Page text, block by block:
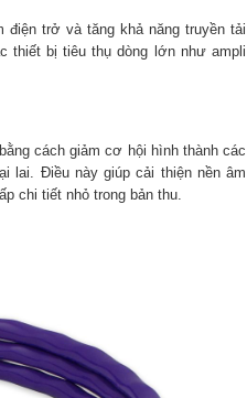
trở và tăng khả năng truyền tải
thiết bị tiêu thụ dòng lớn như ampli
cách giảm cơ hội hình thành các
lai. Điều này giúp cải thiện nền âm
chi tiết nhỏ trong bản thu.